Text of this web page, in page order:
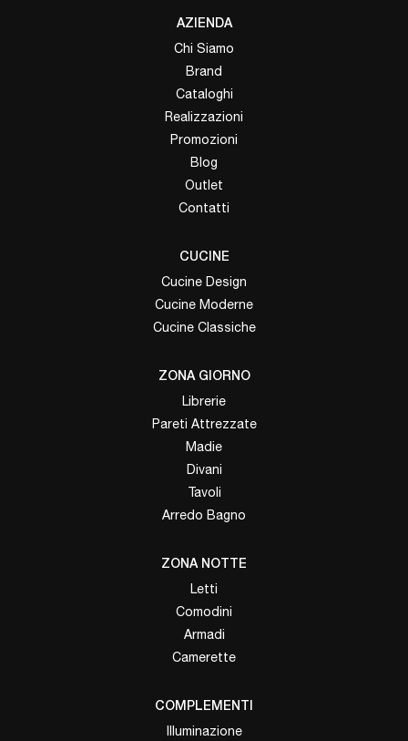
AZIENDA
Chi Siamo
Brand
Cataloghi
Realizzazioni
Promozioni
Blog
Outlet
Contatti
CUCINE
Cucine Design
Cucine Moderne
Cucine Classiche
ZONA GIORNO
Librerie
Pareti Attrezzate
Madie
Divani
Tavoli
Arredo Bagno
ZONA NOTTE
Letti
Comodini
Armadi
Camerette
COMPLEMENTI
Illuminazione